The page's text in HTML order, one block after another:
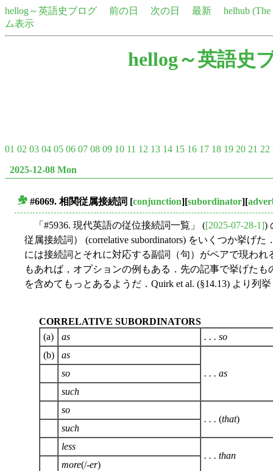
hellog～英語史ブログ 前の日 次の日 最新 helhub
ム表示
hellog～英語史
01 02 03 04 05 06 07 08 09 10 11 12 13 14 15 16 17 18 19 20 21 22
2025-12-08 Mon
#6069. 相関従属接続詞 [conjunction][subordinator][
「#5936. 現代英語の従位接続詞一覧」 ([2025-07-28-1])
従属接続詞） (correlative subordinators) をいくつか挙げ
には接続詞とそれに対応する副詞（句）がペアで現わ
もあれば，オプションの例もある．先の記事で挙げた
を含めてもっとあるようだ．Quirk et al. (§14.13) より列挙
CORRELATIVE SUBORDINATORS
(a)
as
. . . so
(b)
as
. . . as
so
such
so
. . . (that)
such
less
. . . than
more(/-er)